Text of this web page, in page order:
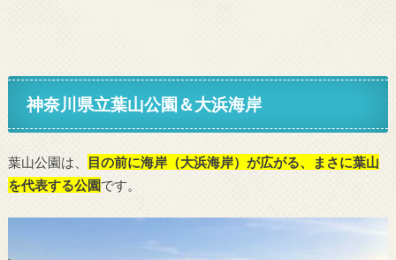
神奈川県立葉山公園＆大浜海岸
葉山公園は、
目の前に海岸（大浜海岸）が広がる、まさに葉山
を代表する公園です。